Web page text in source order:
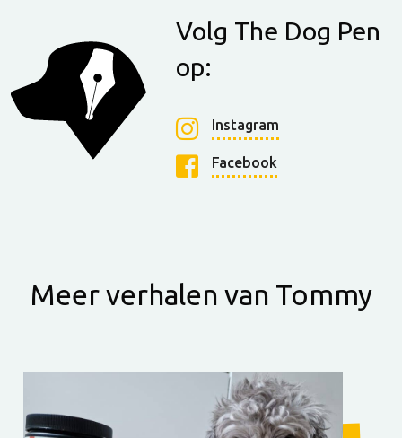
Volg The Dog Pen
op:
Instagram
Facebook
Meer verhalen van Tommy